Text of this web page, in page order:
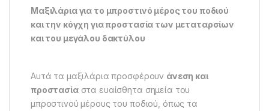
Μαξιλάρια για το μπροστινό μέρος του ποδιού
και την κόγχη για προστασία των μεταταρσίων
και του μεγάλου δακτύλου
Αυτά τα μαξιλάρια προσφέρουν άνεση και
προστασίαστα ευαίσθητα σημεία του
μπροστινού μέρους του ποδιού, όπως τα